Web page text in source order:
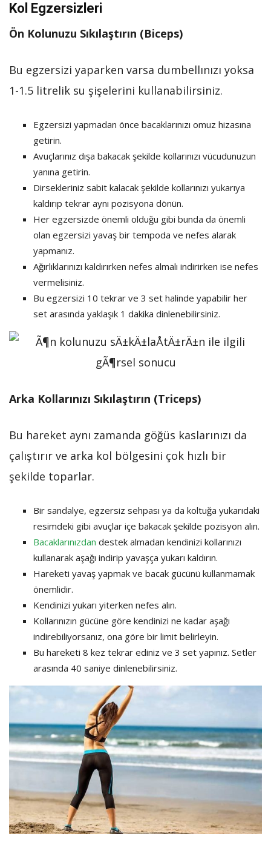
Kol Egzersizleri
Ön Kolunuzu Sıkılaştırın (Biceps)
Bu egzersizi yaparken varsa dumbellınızı yoksa
1-1.5 litrelik su şişelerini kullanabilirsiniz.
Egzersizi yapmadan önce bacaklarınızı omuz hizasına
getirin.
Avuçlarınız dışa bakacak şekilde kollarınızı vücudunuzun
yanına getirin.
Dirsekleriniz sabit kalacak şekilde kollarınızı yukarıya
kaldırıp tekrar aynı pozisyona dönün.
Her egzersizde önemli olduğu gibi bunda da önemli
olan egzersizi yavaş bir tempoda ve nefes alarak
yapmanız.
Ağırlıklarınızı kaldırırken nefes almalı indirirken ise nefes
vermelisiniz.
Bu egzersizi 10 tekrar ve 3 set halinde yapabilir her
set arasında yaklaşık 1 dakika dinlenebilirsiniz.
Arka Kollarınızı Sıkılaştırın (Triceps)
Bu hareket aynı zamanda göğüs kaslarınızı da
çalıştırır ve arka kol bölgesini çok hızlı bir
şekilde toparlar.
Bir sandalye, egzersiz sehpası ya da koltuğa yukarıdaki
resimdeki gibi avuçlar içe bakacak şekilde pozisyon alın.
Bacaklarınızdan destek almadan kendinizi kollarınızı
kullanarak aşağı indirip yavaşça yukarı kaldırın.
Hareketi yavaş yapmak ve bacak gücünü kullanmamak
önemlidir.
Kendinizi yukarı yiterken nefes alın.
Kollarınızın gücüne göre kendinizi ne kadar aşağı
indirebiliyorsanız, ona göre bir limit belirleyin.
Bu hareketi 8 kez tekrar ediniz ve 3 set yapınız. Setler
arasında 40 saniye dinlenebilirsiniz.